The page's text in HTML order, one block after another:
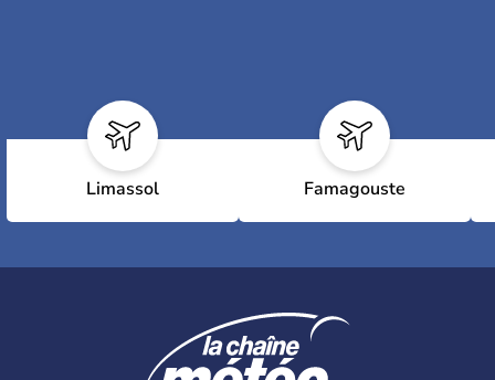
Limassol Famagouste